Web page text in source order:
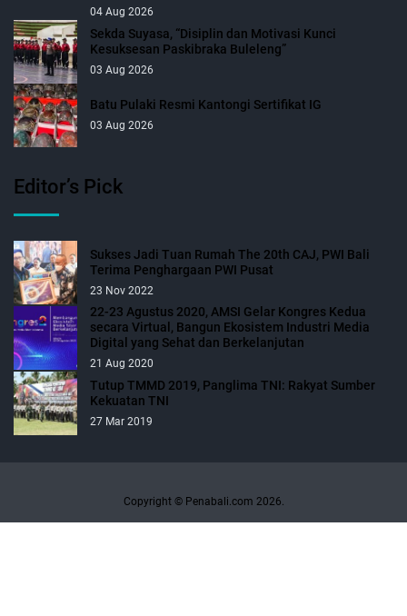
04 Aug 2026
Sekda Suyasa, “Disiplin dan Motivasi Kunci
Kesuksesan Paskibraka Buleleng”
03 Aug 2026
Batu Pulaki Resmi Kantongi Sertifikat IG
03 Aug 2026
Editor’s Pick
Sukses Jadi Tuan Rumah The 20th CAJ, PWI Bali
Terima Penghargaan PWI Pusat
23 Nov 2022
22-23 Agustus 2020, AMSI Gelar Kongres Kedua
secara Virtual, Bangun Ekosistem Industri Media
Digital yang Sehat dan Berkelanjutan
21 Aug 2020
Tutup TMMD 2019, Panglima TNI: Rakyat Sumber
Kekuatan TNI
27 Mar 2019
Copyright © Penabali.com 2026.